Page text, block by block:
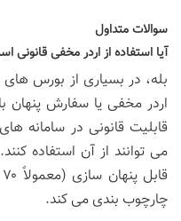
سوالات متداول
آیا استفاده از اردر مخفی قانونی
بله، در بسیاری از بورس های
اردر مخفی یا سفارش پنهان
قابلیت قانونی در سامانه
می توانند از آن استفاده
چارچوب بندی می کند.